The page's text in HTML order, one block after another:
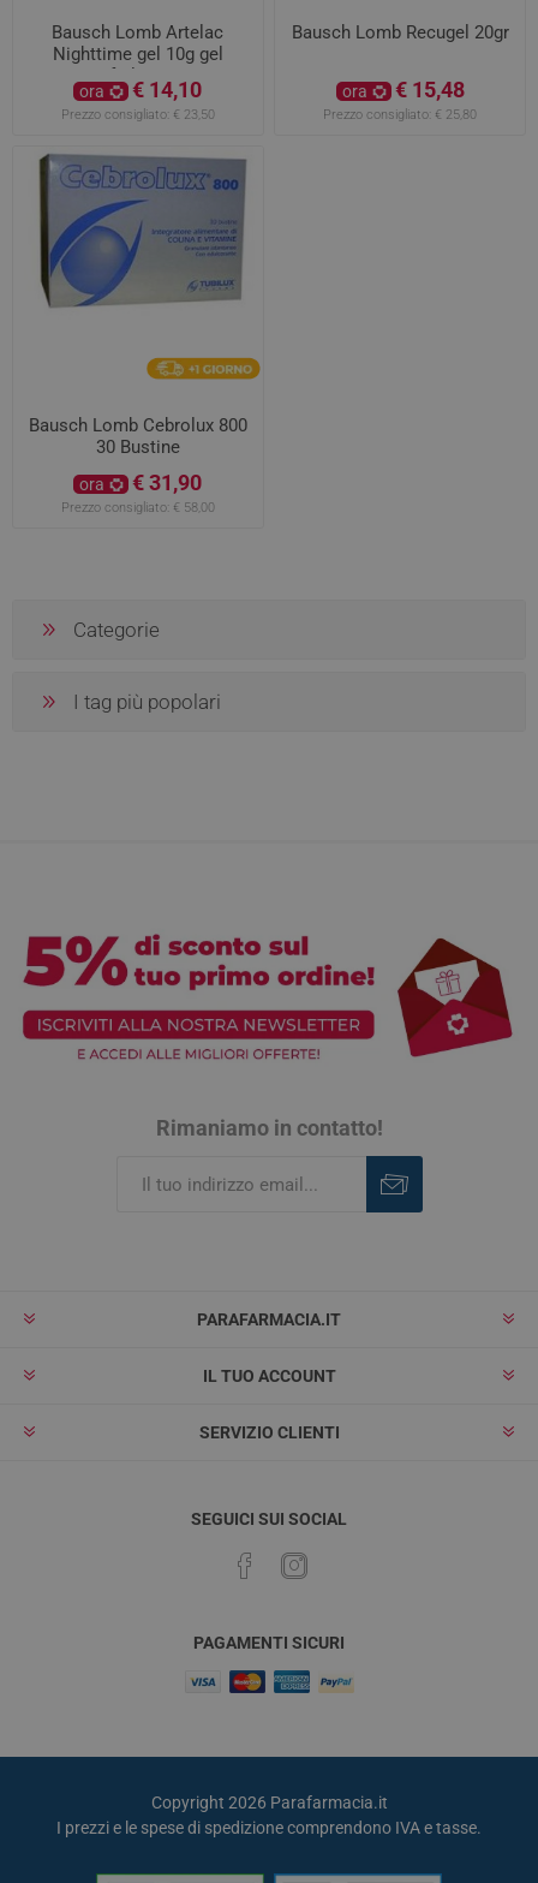
Bausch Lomb Artelac
Nighttime gel 10g gel
oftalmico
ora € 14,10
Prezzo consigliato: € 23,50
Bausch Lomb Recugel 20gr
ora € 15,48
Prezzo consigliato: € 25,80
Bausch Lomb Cebrolux 800
30 Bustine
ora € 31,90
Prezzo consigliato: € 58,00
Categorie
I tag più popolari
Rimaniamo in contatto!
PARAFARMACIA.IT
IL TUO ACCOUNT
SERVIZIO CLIENTI
SEGUICI SUI SOCIAL
PAGAMENTI SICURI
Copyright 2026 Parafarmacia.it
I prezzi e le spese di spedizione comprendono IVA e tasse.